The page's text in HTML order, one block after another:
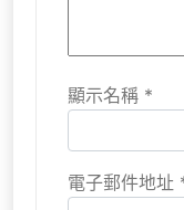
顯示名稱 *
電子郵件地址